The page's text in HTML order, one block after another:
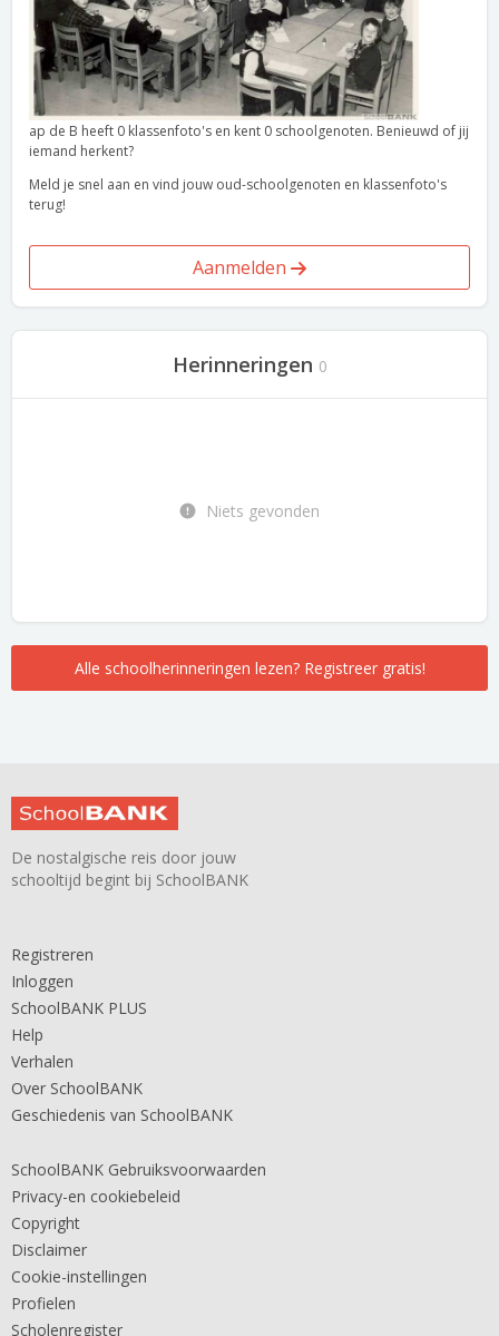
ap de B heeft 0 klassenfoto's en kent 0 schoolgenoten. Benieuwd of jij
iemand herkent?
Meld je snel aan en vind jouw oud-schoolgenoten en klassenfoto's
terug!
Aanmelden
Herinneringen 0
Niets gevonden
Alle schoolherinneringen lezen? Registreer gratis!
De nostalgische reis door jouw
schooltijd begint bij SchoolBANK
Registreren
Inloggen
SchoolBANK PLUS
Help
Verhalen
Over SchoolBANK
Geschiedenis van SchoolBANK
SchoolBANK Gebruiksvoorwaarden
Privacy-en cookiebeleid
Copyright
Disclaimer
Cookie-instellingen
Profielen
Scholenregister